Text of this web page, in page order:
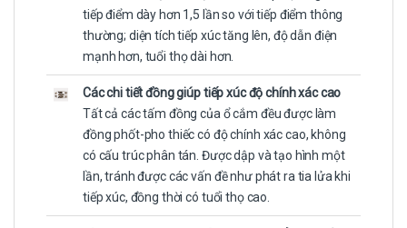
tiếp điểm dày hơn 1,5 lần so với tiếp điểm thông
thường; diện tích tiếp xúc tăng lên, độ dẫn điện
mạnh hơn, tuổi thọ dài hơn.
Các chi tiết đồng giúp tiếp xúc độ chính xác cao
Tất cả các tấm đồng của ổ cắm đều được làm
đồng phốt-pho thiếc có độ chính xác cao, không
có cấu trúc phân tán. Được dập và tạo hình một
lần, tránh được các vấn đề như phát ra tia lửa khi
tiếp xúc, đồng thời có tuổi thọ cao.